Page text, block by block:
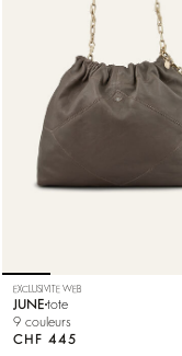
EXCLUSIVITE WEB
JUNE tote
9 couleurs
CHF 445